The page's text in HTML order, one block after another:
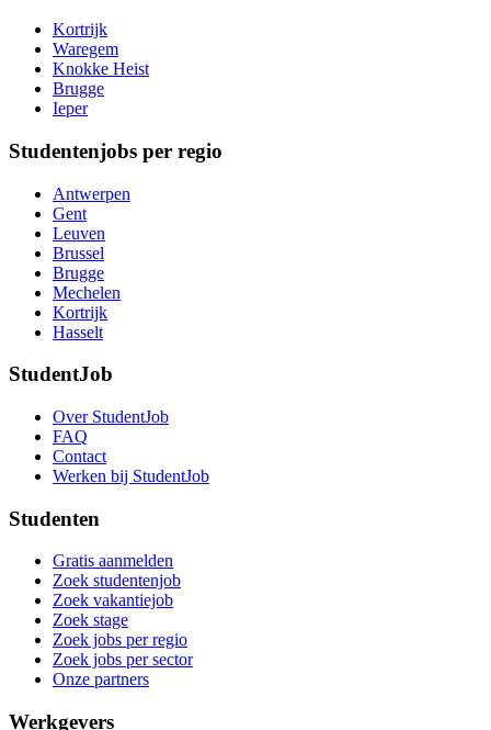
Kortrijk
Waregem
Knokke Heist
Brugge
Ieper
Studentenjobs per regio
Antwerpen
Gent
Leuven
Brussel
Brugge
Mechelen
Kortrijk
Hasselt
StudentJob
Over StudentJob
FAQ
Contact
Werken bij StudentJob
Studenten
Gratis aanmelden
Zoek studentenjob
Zoek vakantiejob
Zoek stage
Zoek jobs per regio
Zoek jobs per sector
Onze partners
Werkgevers